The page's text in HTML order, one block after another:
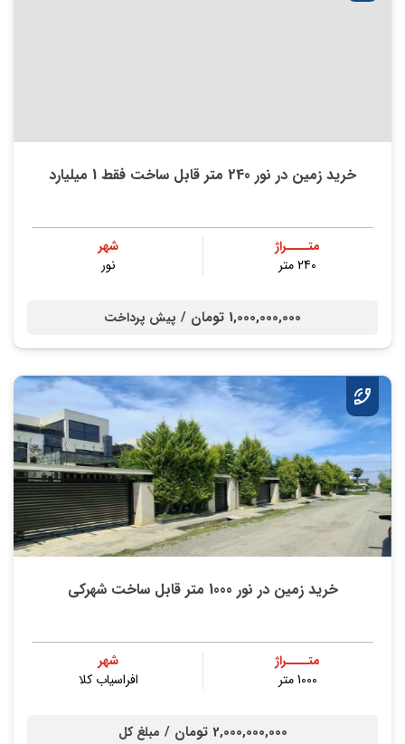
خرید زمین در نور 240 متر قابل ساخت فقط 1 میلیارد
متــــراژ
240 متر
شهر
نور
1,000,000,000 تومان / پیش پرداخت
خرید زمین در نور 1000 متر قابل ساخت شهرکی
متــــراژ
1000 متر
شهر
افراسیاب کلا
2,000,000,000 تومان / مبلغ کل